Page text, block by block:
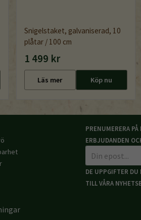
Snigelstaket, galvaniserad, 10
plåtar / 100 cm
1 499 kr
Läs mer Köp nu
PRENUMERERA PÅ
ERBJUDANDEN
DE UPPGIFTER DU
TILL VÅRA